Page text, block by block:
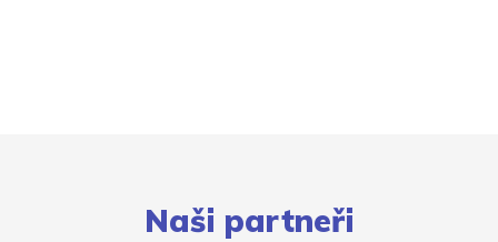
Naši partneři